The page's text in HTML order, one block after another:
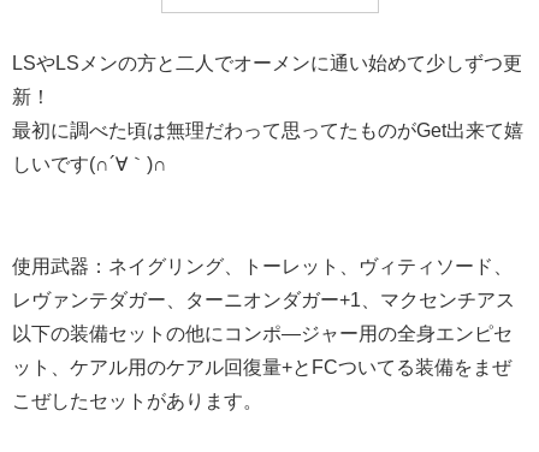
LSやLSメンの方と二人でオーメンに通い始めて少しずつ更
新！
最初に調べた頃は無理だわって思ってたものがGet出来て嬉
しいです(∩´∀｀)∩
使用武器：ネイグリング、トーレット、ヴィティソード、
レヴァンテダガー、ターニオンダガー+1、マクセンチアス
以下の装備セットの他にコンポ―ジャー用の全身エンピセ
ット、ケアル用のケアル回復量+とFCついてる装備をまぜ
こぜしたセットがあります。